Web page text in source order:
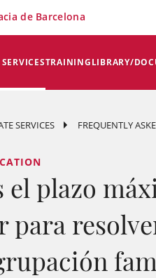
TRAININGLIBRARY/
de Barcelona
SERVICES FREQUENTLY
el plazo
para